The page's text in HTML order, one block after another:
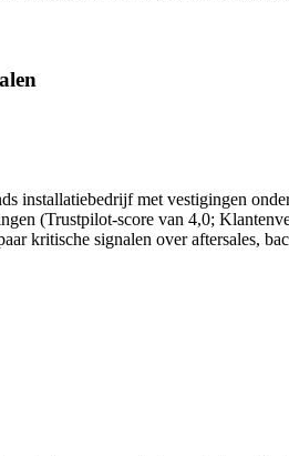
installatiebedrijf met vestigingen
(Trustpilot-score van 4,0;
kritische signalen over aftersales,